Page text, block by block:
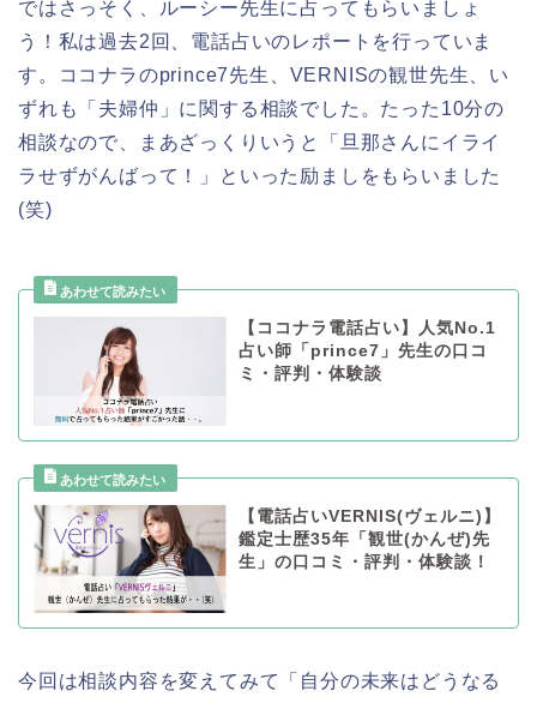
ではさっそく、ルーシー先生に占ってもらいましょ
う！私は過去2回、電話占いのレポートを行っていま
す。ココナラのprince7先生、VERNISの観世先生、い
ずれも「夫婦仲」に関する相談でした。たった10分の
相談なので、まあざっくりいうと「旦那さんにイライ
ラせずがんばって！」といった励ましをもらいました
(笑)
【ココナラ電話占い】人気No.1
占い師「prince7」先生の口コ
ミ・評判・体験談
【電話占いVERNIS(ヴェルニ)】
鑑定士歴35年「観世(かんぜ)先
生」の口コミ・評判・体験談！
今回は相談内容を変えてみて「自分の未来はどうなる